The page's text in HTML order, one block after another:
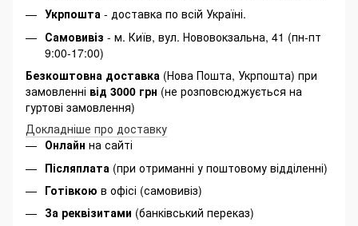
Укрпошта - доставка по всій Україні.
Самовивіз - м. Київ, вул. Нововокзальна, 41 (пн-пт
9:00-17:00)
Безкоштовна доставка (Нова Пошта, Укрпошта) при
замовленні від 3000 грн (не розповсюджується на
гуртові замовлення)
Докладніше про доставку
Онлайн на сайті
Післяплата (при отриманні у поштовому відділенні)
Готівкою в офісі (самовивіз)
За реквізитами (банківський переказ)